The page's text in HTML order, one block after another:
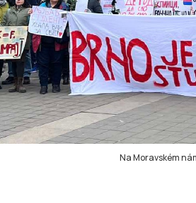
Na Moravském